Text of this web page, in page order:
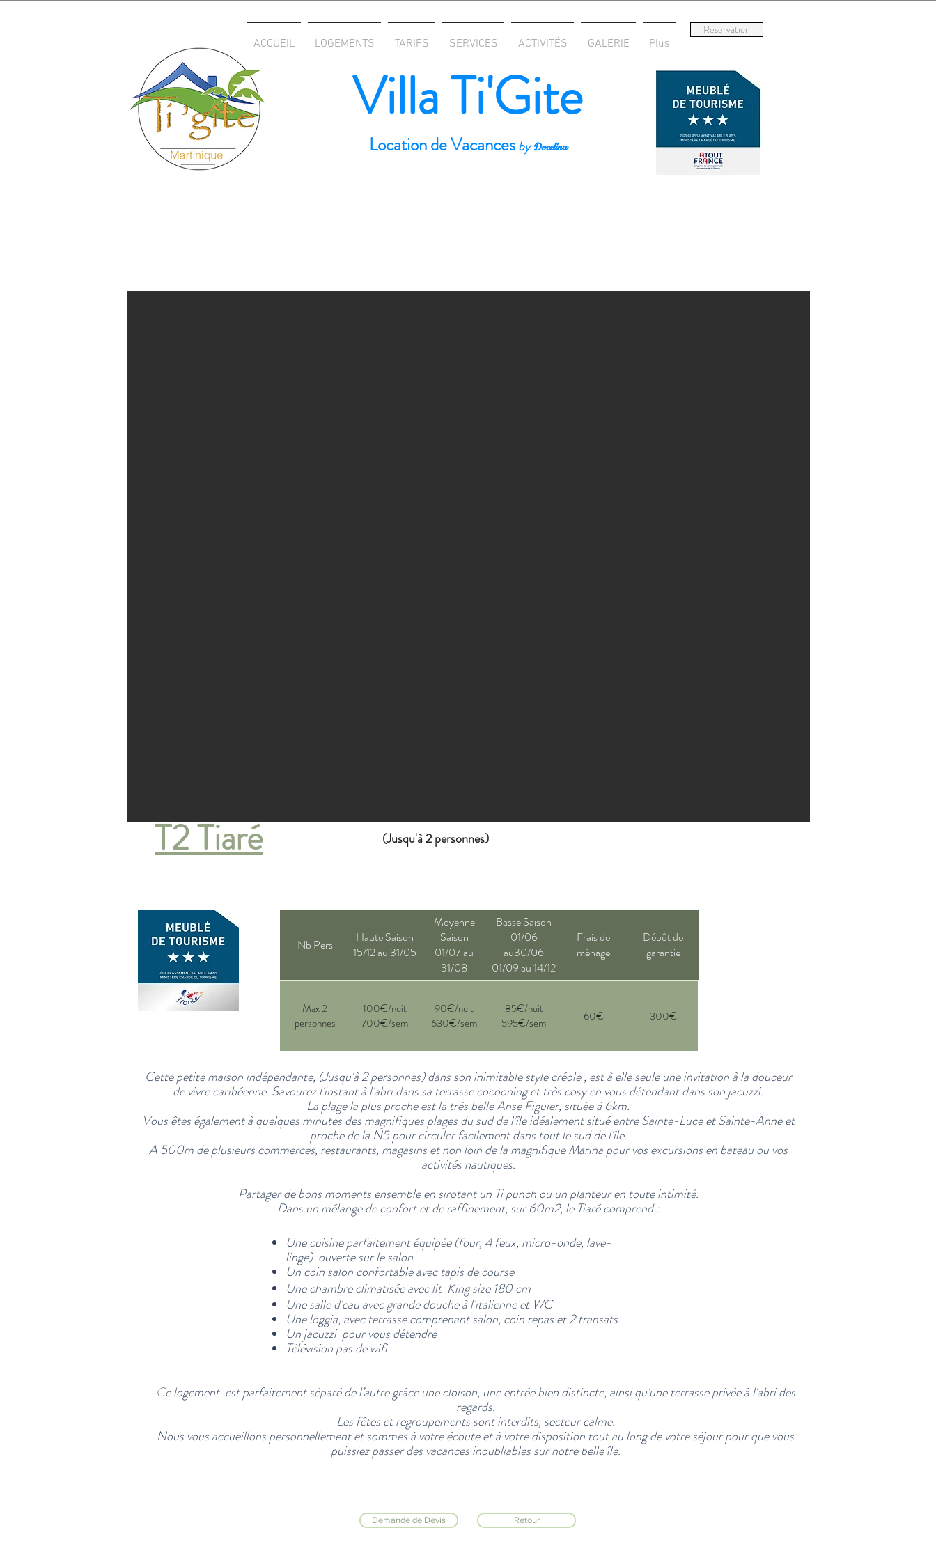
ACCUEIL LOGEMENTS TARIFS SERVICES ACTIVITÉS GALERIE Plus
Reservation
Villa Ti'Gite
Location de VacancesbyDocelina
T2 Tiaré (Jusqu'à 2 personnes)
Nb Pers
Haute Saison
15/12 au 31/05
Moyenne
Saison
01/07 au
31/08
Basse Saison
01/06
au30/06
01/09 au 14/12
Frais de
ménage
Dépôt de
garantie
Max 2
personnes
100€/nuit
700€/sem
90€/nuit
630€/sem
85€/nuit
595€/sem
60€ 300€
Cette petite maison indépendante, (Jusqu'à 2 personnes) dans son inimitable style créole , est à elle seule une invitation à la douceur
de vivre caribéenne. Savourez l'instant à l'abri dans sa terrasse cocooning et très cosy en vous détendant dans son jacuzzi.
La plage la plus proche est la très belle Anse Figuier, située à 6km.
Vous êtes également à quelques minutes des magnifiques plages du sud de l’île idéalement situé entre Sainte-Luce et Sainte-Anne et
proche de la N5 pour circuler facilement dans tout le sud de l'île.
A 500m de plusieurs commerces, restaurants, magasins et non loin de la magnifique Marina pour vos excursions en bateau ou vos
activités nautiques.
Partager de bons moments ensemble en sirotant un Ti punch ou un planteur en toute intimité.
Dans un mélange de confort et de raffinement, sur 60m2, le Tiaré comprend :
Une cuisine parfaitement équipée(four, 4 feux, micro-onde, lave-
linge) ouverte sur le salon
Un coin salon confortable avec tapis de course
Une chambre climatisée avec lit King size 180 cm
Une salle d'eau avec grande douche à l'italienne et WC
Une loggia, avec terrasse comprenant salon, coin repas et 2 transats
Un jacuzzi pour vous détendre
Télévision pas de wifi
​Ce logement est parfaitement séparé de l’autre grâce une cloison, une entrée bien distincte, ainsi qu'une terrasse privée à l'abri des
regards.
Les fêtes et regroupements sont interdits, secteur calme.
Nous vous accueillons personnellement et sommes à votre écoute et à votre disposition tout au long de votre séjour pour que vous
puissiez passer des vacances inoubliables sur notre belle île.
Demande de Devis Retour